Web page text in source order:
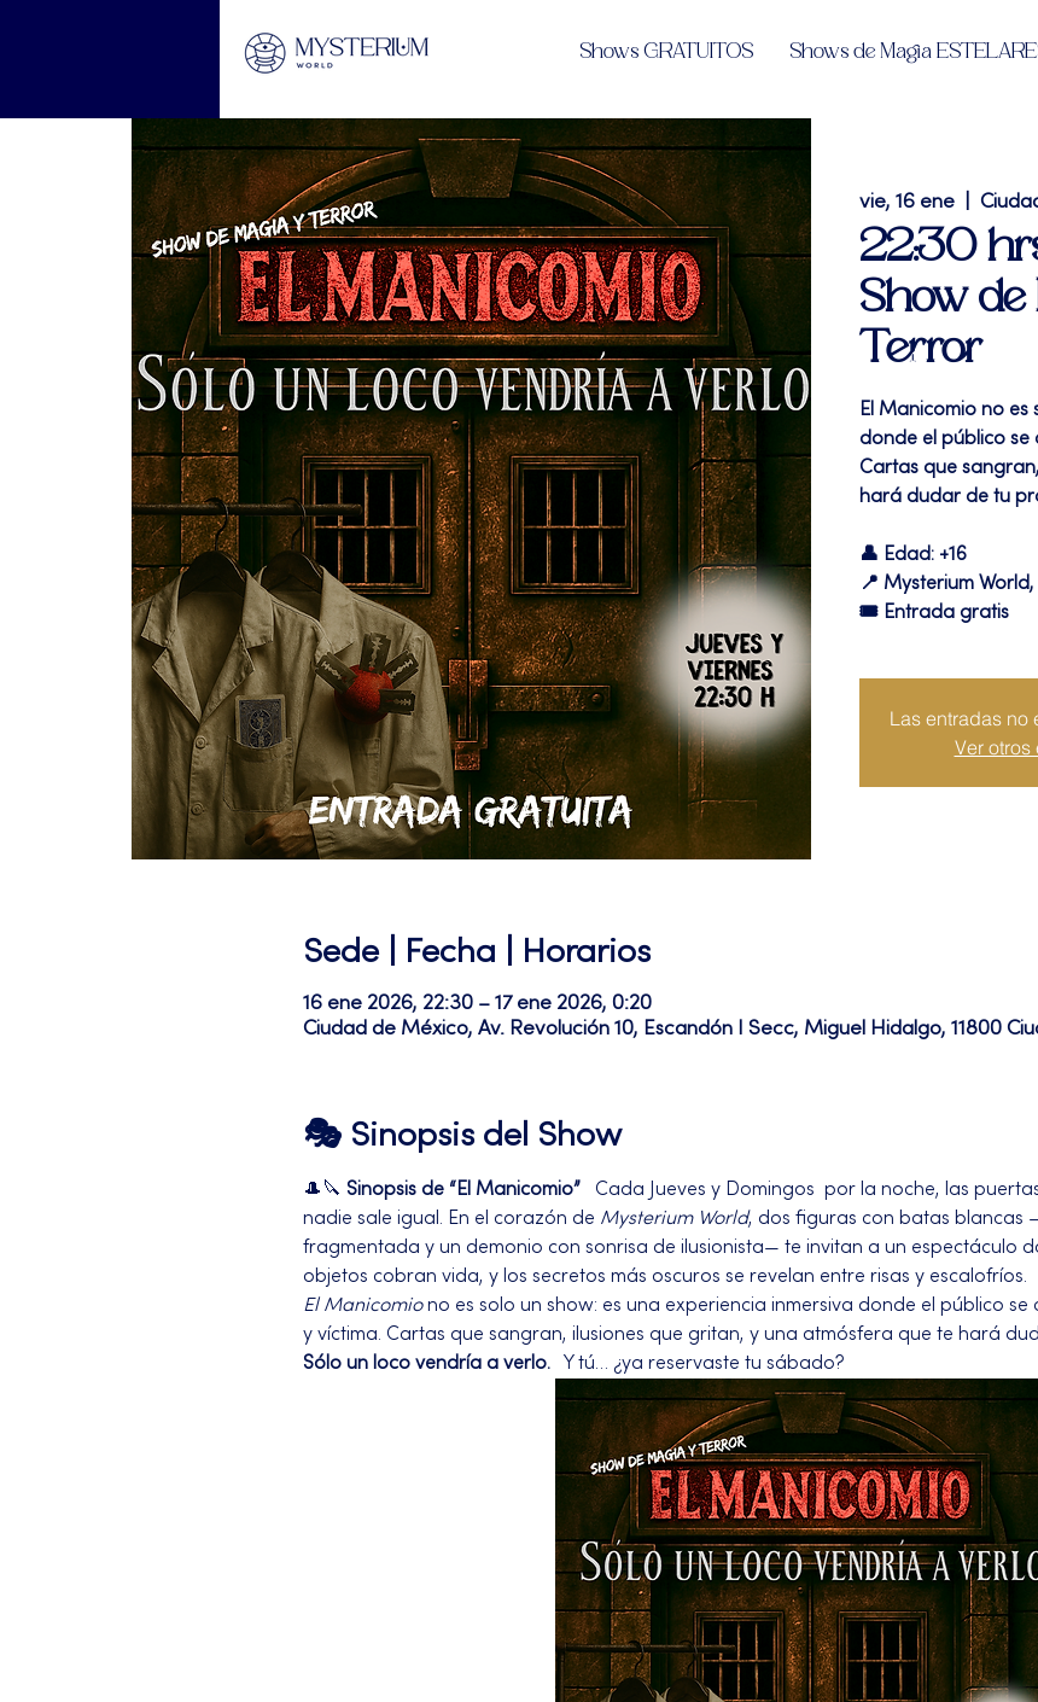
Shows GRATUITOS Shows de Magia
vie, 16 ene
22:30
Show de
Terror
El Manicomio no es
donde el público se
Cartas que
hará dudar de tu
👤 Edad: +16
📍 Mysterium World,
🎟️ Entrada gratis
Las entradas no
Ver otros
Sede | Fecha | Horarios
16 ene 2026, 22:30 – 17 ene 2026, 0:20
Ciudad de México, Av. Revolución 10, Escandón I Secc, Miguel Hidalgo, 11800
🎭 Sinopsis del Show
🎩🔪 Sinopsis de “El Manicomio” Cada Jueves y Domingos  por la noche, las
nadie sale igual. En el corazón de Mysterium World, dos figuras con batas blancas
fragmentada y un demonio con sonrisa de ilusionista— te invitan a un espectáculo
objetos cobran vida, y los secretos más oscuros se revelan entre risas y escalofríos.
El Manicomio no es solo un show: es una experiencia inmersiva donde el público se
y víctima. Cartas que sangran, ilusiones que gritan, y una atmósfera que te hará
Sólo un loco vendría a verlo. Y tú… ¿ya reservaste tu sábado?